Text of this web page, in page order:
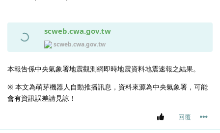
scweb.cwa.gov.tw
scweb.cwa.gov.tw
本報告係中央氣象署地震觀測網即時地震資料地震速報之結果。
※ 本文為萌芽機器人自動推播訊息，資料來源為中央氣象署，可能
會有資訊誤差請見諒！
回覆